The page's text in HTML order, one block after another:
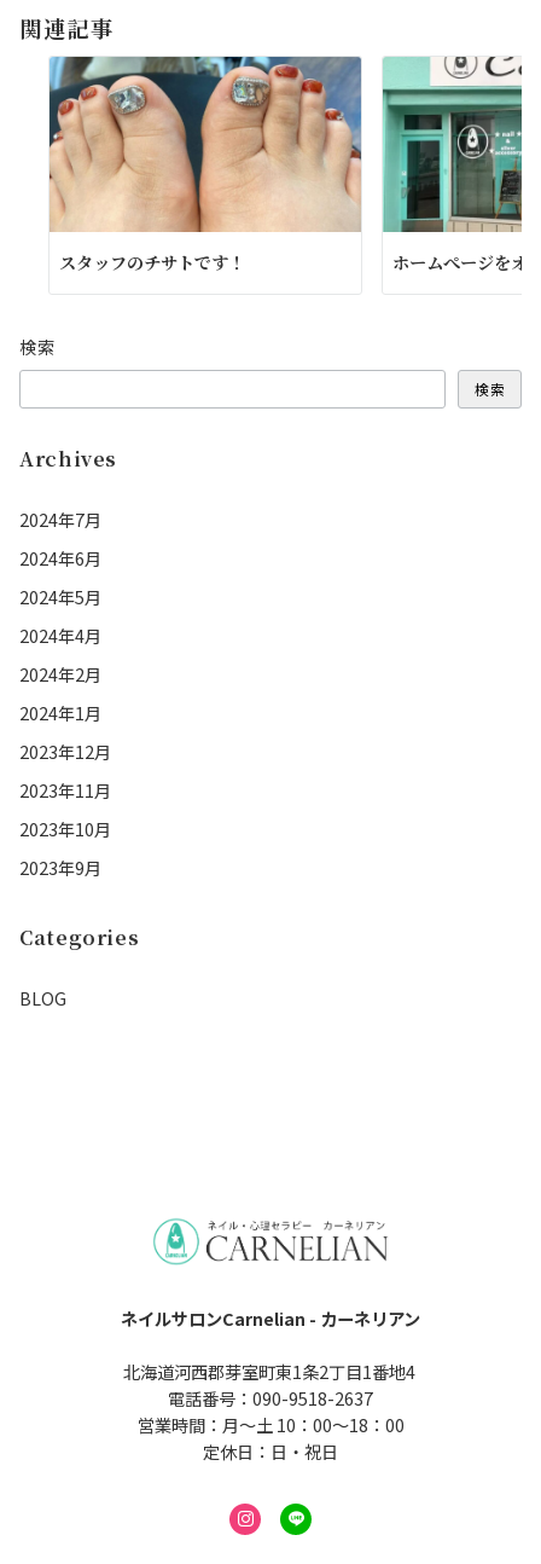
ン
関連記事
スタッフのチサトです！ ホームぺージをオ
検索
検索
Archives
2024年7月
2024年6月
2024年5月
2024年4月
2024年2月
2024年1月
2023年12月
2023年11月
2023年10月
2023年9月
Categories
BLOG
ネイルサロンCarnelian - カーネリアン
北海道河西郡芽室町東1条2丁目1番地4
電話番号：090-9518-2637
営業時間：月～土 10：00～18：00
定休日：日・祝日